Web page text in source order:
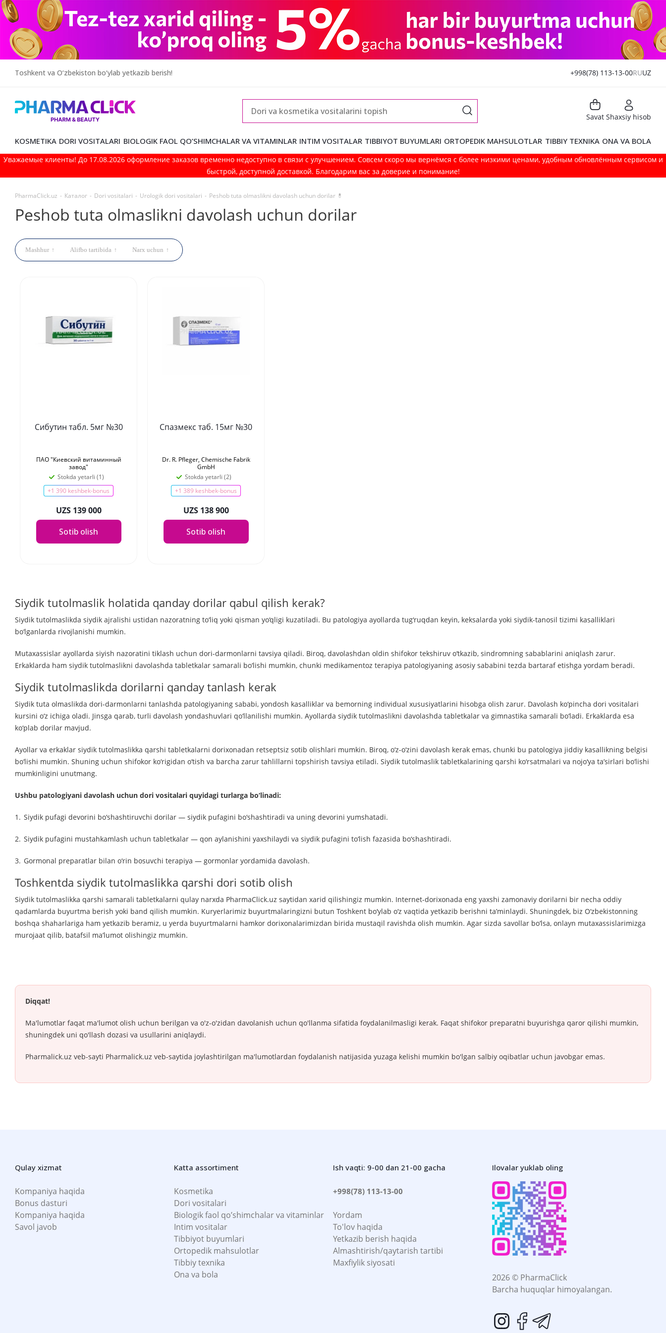
Toshkent va O‘zbekiston bo‘ylab yetkazib berish! +998(78) 113-13-00RUUZ
Savat Shaxsiy hisob
KOSMETIKA DORI VOSITALARI BIOLOGIK FAOL QO’SHIMCHALAR VA VITAMINLAR INTIM VOSITALAR TIBBIYOT BUYUMLARI ORTOPEDIK MAHSULOTLAR TIBBIY TEXNIKA ONA VA BOLA
Уважаемые клиенты! До 17.08.2026 оформление заказов временно недоступно в связи с улучшением. Совсем скоро мы вернёмся с более низкими ценами, удобным обновлённым сервисом и
быстрой, доступной доставкой. Благодарим вас за доверие и понимание!
PharmaClick.uz - Каталог - Dori vositalari - Urologik dori vositalari - Peshob tuta olmaslikni davolash uchun dorilar 💊
Peshob tuta olmaslikni davolash uchun dorilar
Mashhur Alifbo tartibida Narx uchun
Сибутин табл. 5мг №30
ПАО "Киевский витаминный
завод"
Stokda yetarli (1)
+1 390 keshbek-bonus
UZS 139 000
Sotib olish
Спазмекс таб. 15мг №30
Dr. R. Pfleger, Chemische Fabrik
GmbH
Stokda yetarli (2)
+1 389 keshbek-bonus
UZS 138 900
Sotib olish
Siydik tutolmaslik holatida qanday dorilar qabul qilish kerak?
Siydik tutolmaslikda siydik ajralishi ustidan nazoratning to‘liq yoki qisman yo‘qligi kuzatiladi. Bu patologiya ayollarda tug‘ruqdan keyin, keksalarda yoki siydik-tanosil tizimi kasalliklari
bo‘lganlarda rivojlanishi mumkin.
Mutaxassislar ayollarda siyish nazoratini tiklash uchun dori-darmonlarni tavsiya qiladi. Biroq, davolashdan oldin shifokor tekshiruv o‘tkazib, sindromning sabablarini aniqlash zarur.
Erkaklarda ham siydik tutolmaslikni davolashda tabletkalar samarali bo‘lishi mumkin, chunki medikamentoz terapiya patologiyaning asosiy sababini tezda bartaraf etishga yordam beradi.
Siydik tutolmaslikda dorilarni qanday tanlash kerak
Siydik tuta olmaslikda dori-darmonlarni tanlashda patologiyaning sababi, yondosh kasalliklar va bemorning individual xususiyatlarini hisobga olish zarur. Davolash ko‘pincha dori vositalari
kursini o‘z ichiga oladi. Jinsga qarab, turli davolash yondashuvlari qo‘llanilishi mumkin. Ayollarda siydik tutolmaslikni davolashda tabletkalar va gimnastika samarali bo‘ladi. Erkaklarda esa
ko‘plab dorilar mavjud.
Ayollar va erkaklar siydik tutolmaslikka qarshi tabletkalarni dorixonadan retseptsiz sotib olishlari mumkin. Biroq, o‘z-o‘zini davolash kerak emas, chunki bu patologiya jiddiy kasallikning belgisi
bo‘lishi mumkin. Shuning uchun shifokor ko‘rigidan o‘tish va barcha zarur tahlillarni topshirish tavsiya etiladi. Siydik tutolmaslik tabletkalarining qarshi ko‘rsatmalari va nojo‘ya ta’sirlari bo‘lishi
mumkinligini unutmang.
Ushbu patologiyani davolash uchun dori vositalari quyidagi turlarga bo‘linadi:
Siydik pufagi devorini bo‘shashtiruvchi dorilar — siydik pufagini bo‘shashtiradi va uning devorini yumshatadi.
Siydik pufagini mustahkamlash uchun tabletkalar — qon aylanishini yaxshilaydi va siydik pufagini to‘lish fazasida bo‘shashtiradi.
Gormonal preparatlar bilan o‘rin bosuvchi terapiya — gormonlar yordamida davolash.
Toshkentda siydik tutolmaslikka qarshi dori sotib olish
Siydik tutolmaslikka qarshi samarali tabletkalarni qulay narxda PharmaClick.uz saytidan xarid qilishingiz mumkin. Internet-dorixonada eng yaxshi zamonaviy dorilarni bir necha oddiy
qadamlarda buyurtma berish yoki band qilish mumkin. Kuryerlarimiz buyurtmalaringizni butun Toshkent bo‘ylab o‘z vaqtida yetkazib berishni ta’minlaydi. Shuningdek, biz O‘zbekistonning
boshqa shaharlariga ham yetkazib beramiz, u yerda buyurtmalarni hamkor dorixonalarimizdan birida mustaqil ravishda olish mumkin. Agar sizda savollar bo‘lsa, onlayn mutaxassislarimizga
murojaat qilib, batafsil ma’lumot olishingiz mumkin.
Diqqat!
Ma'lumotlar faqat ma'lumot olish uchun berilgan va o'z-o'zidan davolanish uchun qo'llanma sifatida foydalanilmasligi kerak. Faqat shifokor preparatni buyurishga qaror qilishi mumkin,
shuningdek uni qo'llash dozasi va usullarini aniqlaydi.
Pharmalick.uz veb-sayti Pharmalick.uz veb-saytida joylashtirilgan ma'lumotlardan foydalanish natijasida yuzaga kelishi mumkin bo'lgan salbiy oqibatlar uchun javobgar emas.
Qulay xizmat
Kompaniya haqida
Bonus dasturi
Kompaniya haqida
Savol javob
Katta assortiment
Kosmetika
Dori vositalari
Biologik faol qo’shimchalar va vitaminlar
Intim vositalar
Tibbiyot buyumlari
Ortopedik mahsulotlar
Tibbiy texnika
Ona va bola
Ish vaqti: 9-00 dan 21-00 gacha
+998(78) 113-13-00
Yordam
To'lov haqida
Yetkazib berish haqida
Almashtirish/qaytarish tartibi
Maxfiylik siyosati
Ilovalar yuklab oling
2026 © PharmaClick
Barcha huquqlar himoyalangan.